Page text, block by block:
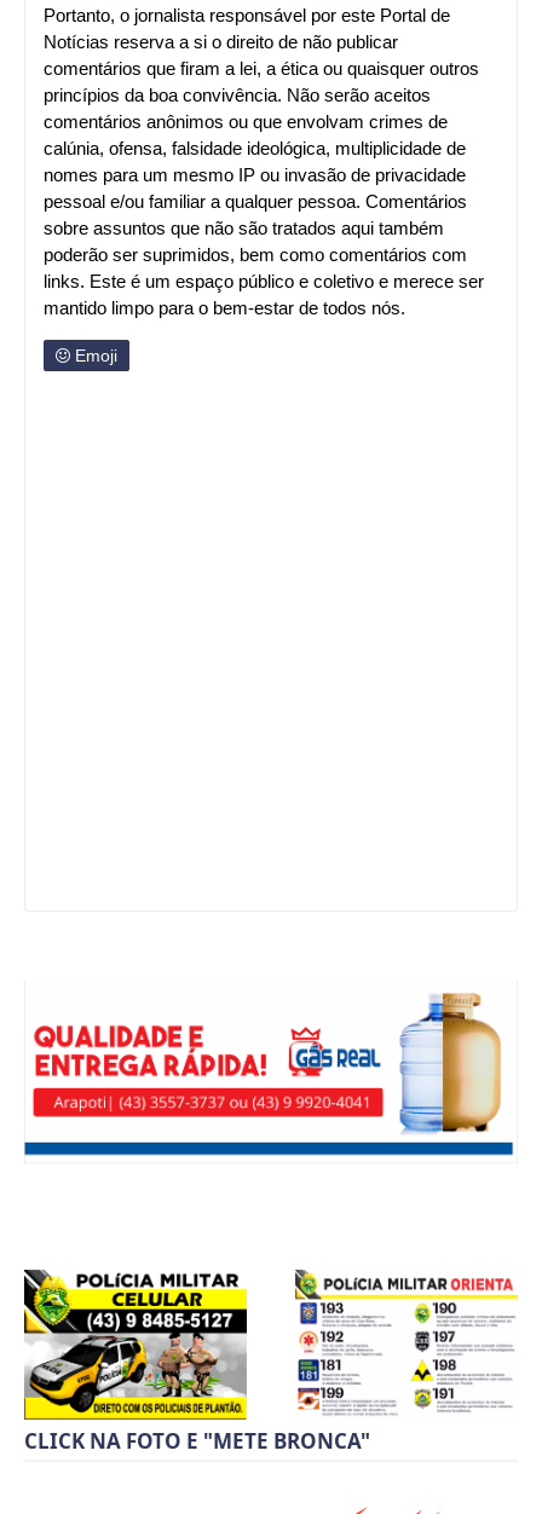
Portanto, o jornalista responsável por este Portal de
Notícias reserva a si o direito de não publicar
comentários que firam a lei, a ética ou quaisquer outros
princípios da boa convivência. Não serão aceitos
comentários anônimos ou que envolvam crimes de
calúnia, ofensa, falsidade ideológica, multiplicidade de
nomes para um mesmo IP ou invasão de privacidade
pessoal e/ou familiar a qualquer pessoa. Comentários
sobre assuntos que não são tratados aqui também
poderão ser suprimidos, bem como comentários com
links. Este é um espaço público e coletivo e merece ser
mantido limpo para o bem-estar de todos nós.
Emoji
CLICK NA FOTO E "METE BRONCA"